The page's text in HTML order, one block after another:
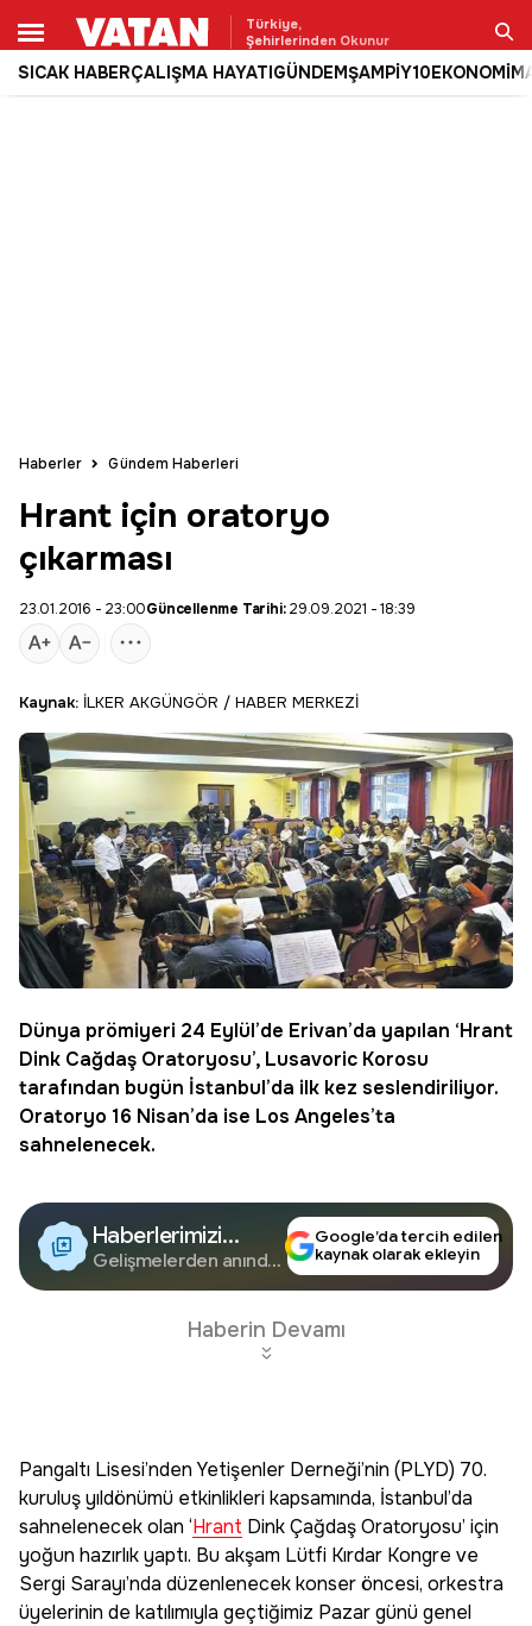
Türkiye,
Şehirlerinden Okunur
SICAK HABERÇALIŞMA HAYATIGÜNDEMŞAMPİY10EKONOMİ
Ara
Haberler Gündem Haberleri
Hrant için oratoryo
çıkarması
23.01.2016 - 23:00Güncellenme Tarihi:29.09.2021 - 18:39
Kaynak: İLKER AKGÜNGÖR / HABER MERKEZİ
Dünya prömiyeri 24 Eylül’de Erivan’da yapılan ‘Hrant
Dink Cağdaş Oratoryosu’, Lusavoric Korosu
tarafından bugün İstanbul’da ilk kez seslendiriliyor.
Oratoryo 16 Nisan’da ise Los Angeles’ta
sahnelenecek.
Haberlerimizi
Google'da Takip
Edin
Gelişmelerden anında
Google’da tercih edilen
kaynak olarak ekleyin
Haberin Devamı
Pangaltı Lisesi’nden Yetişenler Derneği’nin (PLYD) 70.
kuruluş yıldönümü etkinlikleri kapsamında, İstanbul’da
sahnelenecek olan ‘Hrant Dink Çağdaş Oratoryosu’ için
yoğun hazırlık yaptı. Bu akşam Lütfi Kırdar Kongre ve
Sergi Sarayı’nda düzenlenecek konser öncesi, orkestra
üyelerinin de katılımıyla geçtiğimiz Pazar günü genel